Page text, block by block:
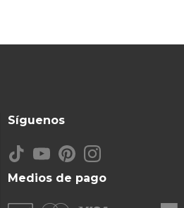
Medios de pago
Síguenos